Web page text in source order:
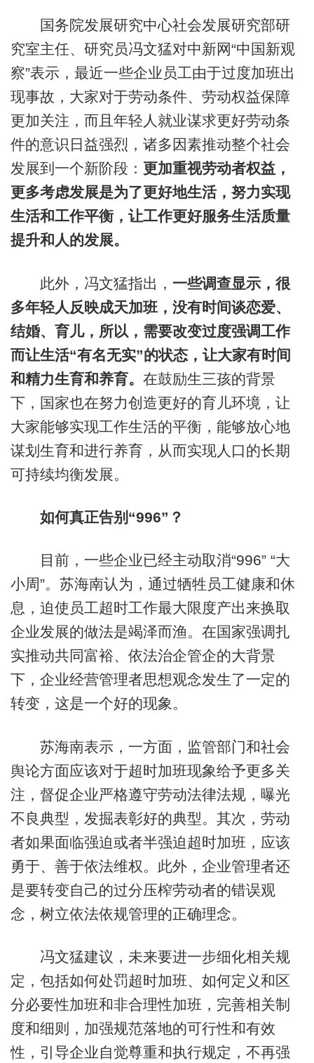
国务院发展研究中心社会发展研究部研
究室主任、研究员冯文猛对中新网“中国新观
察”表示，最近一些企业员工由于过度加班出
现事故，大家对于劳动条件、劳动权益保障
更加关注，而且年轻人就业谋求更好劳动条
件的意识日益强烈，诸多因素推动整个社会
发展到一个新阶段： 更加重视劳动者权益，
更多考虑发展是为了更好地生活，努力实现
生活和工作平衡，让工作更好服务生活质量
提升和人的发展。
此外，冯文猛指出， 一些调查显示，很
多年轻人反映成天加班，没有时间谈恋爱、
结婚、育儿，所以，需要改变过度强调工作
而让生活“有名无实”的状态，让大家有时间
和精力生育和养育。 在鼓励生三孩的背景
下，国家也在努力创造更好的育儿环境，让
大家能够实现工作生活的平衡，能够放心地
谋划生育和进行养育，从而实现人口的长期
可持续均衡发展。
如何真正告别“996”？
目前，一些企业已经主动取消“996” “大
小周”。苏海南认为，通过牺牲员工健康和休
息，迫使员工超时工作最大限度产出来换取
企业发展的做法是竭泽而渔。在国家强调扎
实推动共同富裕、依法治企管企的大背景
下，企业经营管理者思想观念发生了一定的
转变，这是一个好的现象。
苏海南表示，一方面，监管部门和社会
舆论方面应该对于超时加班现象给予更多关
注，督促企业严格遵守劳动法律法规，曝光
不良典型，发掘表彰好的典型。其次，劳动
者如果面临强迫或者半强迫超时加班，应该
勇于、善于依法维权。此外，企业管理者还
是要转变自己的过分压榨劳动者的错误观
念，树立依法依规管理的正确理念。
冯文猛建议，未来要进一步细化相关规
定，包括如何处罚超时加班、如何定义和区
分必要性加班和非合理性加班，完善相关制
度和细则，加强规范落地的可行性和有效
性，引导企业自觉尊重和执行规定，不再强